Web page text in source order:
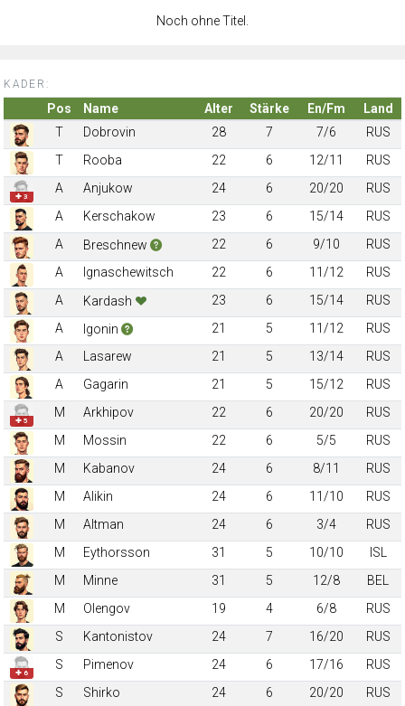
Noch ohne Titel.
KADER:
Pos Name Alter Stärke En/Fm
Land
T
Dobrovin 28 7 7/6
RUS
T
Rooba 22 6 12/11 RUS
✚ 3
A Anjukow 24 6 20/20
RUS
A
Kerschakow 23 6 15/14
RUS
A
Breschnew 22 6 9/10
RUS
A
Ignaschewitsch 22 6 11/12
RUS
A
Kardash 23 6 15/14
RUS
A
Igonin 21 5 11/12
RUS
A
Lasarew 21 5 13/14
RUS
A
Gagarin 21 5 15/12 RUS
✚ 5
M Arkhipov 22 6 20/20
RUS
M
Mossin 22 6 5/5
RUS
M
Kabanov 24 6 8/11
RUS
M
Alikin 24 6 11/10
RUS
M
Altman 24 6 3/4
RUS
M
Eythorsson 31 5 10/10
ISL
M
Minne 31 5 12/8
BEL
M
Olengov 19 4 6/8
RUS
S
Kantonistov 24 7 16/20 RUS
✚ 6
S Pimenov 24 6 17/16
RUS
S
Shirko 24 6 20/20
RUS